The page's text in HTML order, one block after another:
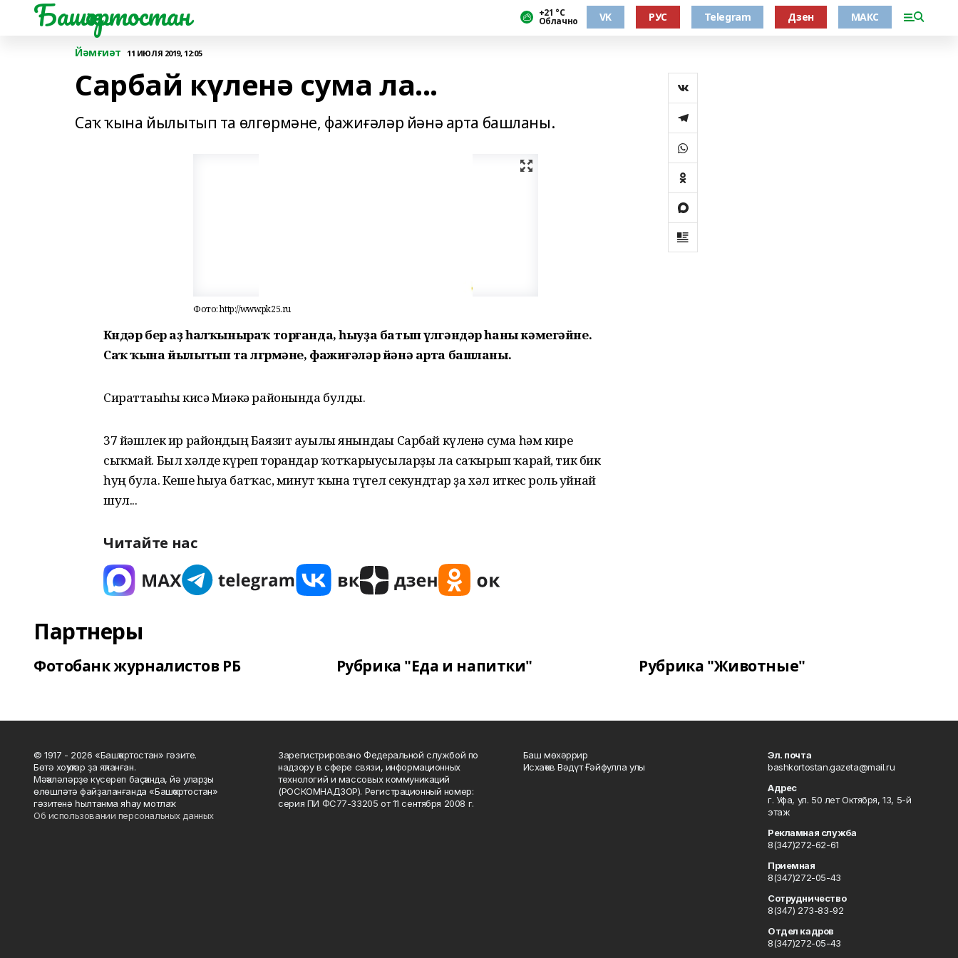
Башҡортостан +21 °С
Облачно VK РУС Telegram Дзен МАКС
Йәмғиәт 11 ИЮЛЯ 2019, 12:05
Сарбай күленә сума ла...
Саҡ ҡына йылытып та өлгөрмәне, фажиғәләр йәнә арта башланы.
Фото: http://www.pk25.ru
Көндәр бер аҙ һалҡыныраҡ торғанда, һыуҙа батып үлгәндәр һаны кәмегәйне.
Саҡ ҡына йылытып та өлгөрмәне, фажиғәләр йәнә арта башланы.
Сираттағыһы кисә Миәкә районында булды.
37 йәшлек ир райондың Баязит ауылы янындағы Сарбай күленә сума һәм кире
сыҡмай. Был хәлде күреп торғандар ҡотҡарыусыларҙы ла саҡырып ҡарай, тик бик
һуң була. Кеше һыуға батҡас, минут ҡына түгел секундтар ҙа хәл иткес роль уйнай
шул...
Читайте нас
Партнеры
Фотобанк журналистов РБ Рубрика "Еда и напитки" Рубрика "Животные"
© 1917 - 2026 «Башҡортостан» гәзите.
Бөтә хоҡуҡтар ҙа яҡланған.
Мәҡәләләрҙе күсереп баҫҡанда, йә уларҙы
өлөшләтә файҙаланғанда «Башҡортостан»
гәзитенә һылтанма яһау мотлаҡ.
Об использовании персональных данных
Зарегистрировано Федеральной службой по
надзору в сфере связи, информационных
технологий и массовых коммуникаций
(РОСКОМНАДЗОР). Регистрационный номер:
серия ПИ ФС77-33205 от 11 сентября 2008 г.
Баш мөхәррир
Исхаҡов Вәдүт Ғәйфулла улы
Эл. почта
bashkortostan.gazeta@mail.ru
Адрес
г. Уфа, ул. 50 лет Октября, 13, 5-й
этаж
Рекламная служба
8(347)272-62-61
Приемная
8(347)272-05-43
Сотрудничество
8(347) 273-83-92
Отдел кадров
8(347)272-05-43